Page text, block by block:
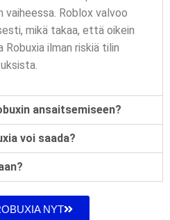
Roblox valvoo
mikä takaa, että oikein
Robuxia ilman riskiä tilin
ansaitsemiseen?
voi saada?
NYT